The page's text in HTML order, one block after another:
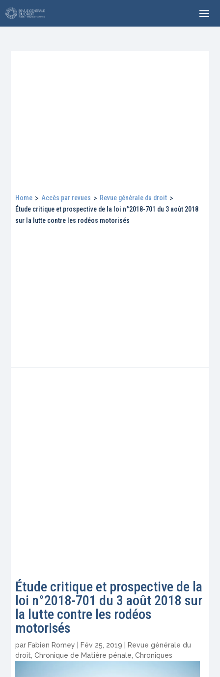
Home > Accès par revues > Revue générale du droit >
Étude critique et prospective de la loi n°2018-701 du 3 août 2018
sur la lutte contre les rodéos motorisés
Étude critique et prospective de la
loi n°2018-701 du 3 août 2018 sur
la lutte contre les rodéos
motorisés
parFabien Romey |Fév 25, 2019 |Revue générale du
droit ,Chronique de Matière pénale ,Chroniques